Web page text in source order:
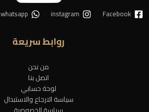
Facebook
instagram
whatsapp
روابط سريعة
من نحن
اتصل بنا
لوحة حسابي
سياسة الارجاع والاستبدال